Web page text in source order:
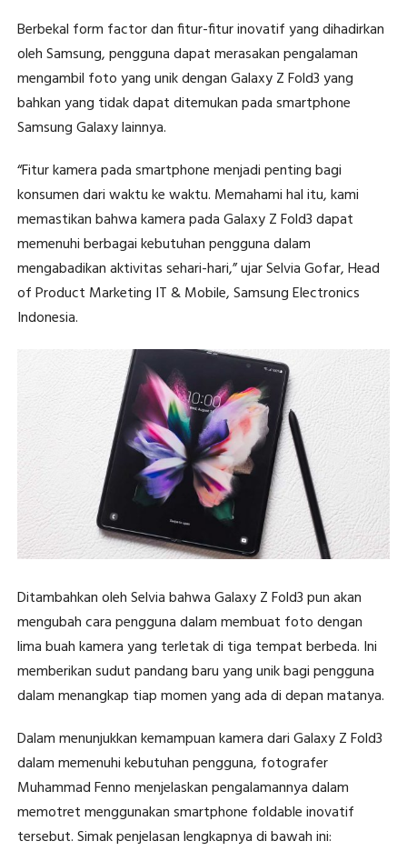
Berbekal form factor dan fitur-fitur inovatif yang dihadirkan
oleh Samsung, pengguna dapat merasakan pengalaman
mengambil foto yang unik dengan Galaxy Z Fold3 yang
bahkan yang tidak dapat ditemukan pada smartphone
Samsung Galaxy lainnya.
“Fitur kamera pada smartphone menjadi penting bagi
konsumen dari waktu ke waktu. Memahami hal itu, kami
memastikan bahwa kamera pada Galaxy Z Fold3 dapat
memenuhi berbagai kebutuhan pengguna dalam
mengabadikan aktivitas sehari-hari,” ujar Selvia Gofar, Head
of Product Marketing IT & Mobile, Samsung Electronics
Indonesia.
Ditambahkan oleh Selvia bahwa Galaxy Z Fold3 pun akan
mengubah cara pengguna dalam membuat foto dengan
lima buah kamera yang terletak di tiga tempat berbeda. Ini
memberikan sudut pandang baru yang unik bagi pengguna
dalam menangkap tiap momen yang ada di depan matanya.
Dalam menunjukkan kemampuan kamera dari Galaxy Z Fold3
dalam memenuhi kebutuhan pengguna, fotografer
Muhammad Fenno menjelaskan pengalamannya dalam
memotret menggunakan smartphone foldable inovatif
tersebut. Simak penjelasan lengkapnya di bawah ini: